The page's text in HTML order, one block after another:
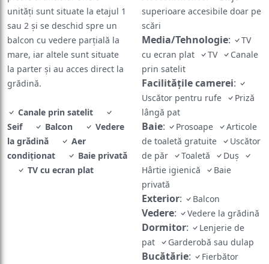
unități sunt situate la etajul 1
sau 2 și se deschid spre un
balcon cu vedere parțială la
mare, iar altele sunt situate
la parter și au acces direct la
grădină.
Canale prin satelit
Seif
Balcon
Vedere
la grădină
Aer
condiționat
Baie privată
TV cu ecran plat
superioare accesibile doar pe
scări
Media/Tehnologie:
TV
cu ecran plat
TV
Canale
prin satelit
Facilităţile camerei:
Uscător pentru rufe
Priză
lângă pat
Baie: Prosoape
Articole
de toaletă gratuite
Uscător
de păr
Toaletă
Duș
Hârtie igienică
Baie
privată
Exterior: Balcon
Vedere: Vedere la grădină
Dormitor:
Lenjerie de
pat
Garderobă sau dulap
Bucătărie: Fierbător